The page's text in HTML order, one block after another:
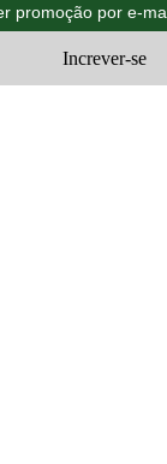
promoção por e-
Increver-se